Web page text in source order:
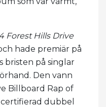
Forest Hills Drive
hade premiär på
bristen på singlar
Den vann
Billboard Rap of
dubbel